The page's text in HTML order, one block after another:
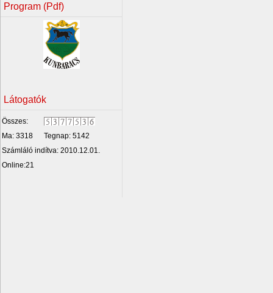
Program (Pdf)
Látogatók
Összes:
Ma: 3318
Tegnap: 5142
Számláló indítva: 2010.12.01.
Online:21